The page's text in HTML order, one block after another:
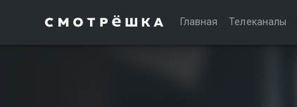
Главная Телеканалы